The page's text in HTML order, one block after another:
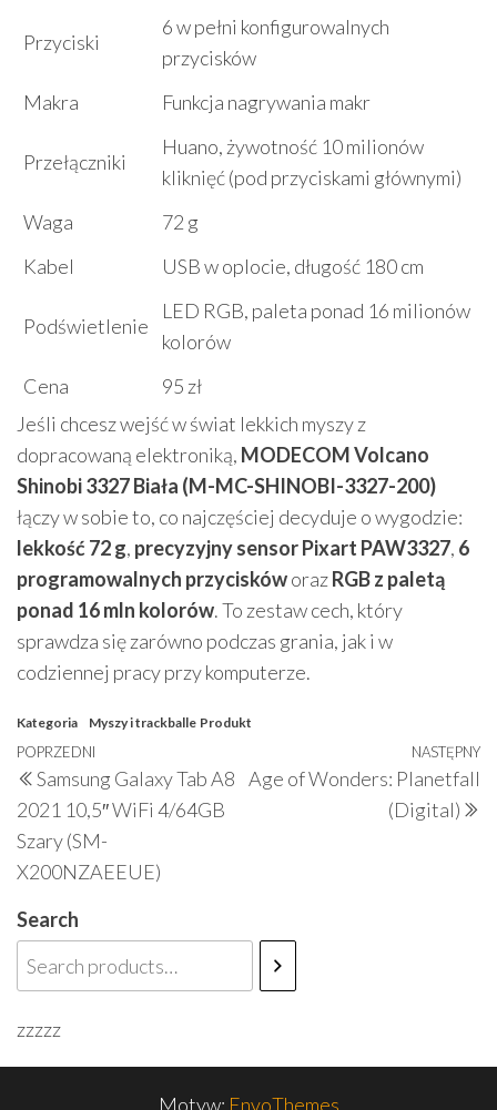
Przyciski
6 w pełni konfigurowalnych
przycisków
Makra
Funkcja nagrywania makr
Przełączniki
Huano, żywotność 10 milionów
kliknięć (pod przyciskami głównymi)
Waga
72 g
Kabel
USB w oplocie, długość 180 cm
Podświetlenie
LED RGB, paleta ponad 16 milionów
kolorów
Cena
95 zł
Jeśli chcesz wejść w świat lekkich myszy z
dopracowaną elektroniką, MODECOM Volcano
Shinobi 3327 Biała (M-MC-SHINOBI-3327-200)
łączy w sobie to, co najczęściej decyduje o wygodzie:
lekkość 72 g, precyzyjny sensor Pixart PAW3327, 6
programowalnych przyciskóworazRGB z paletą
ponad 16 mln kolorów. To zestaw cech, który
sprawdza się zarówno podczas grania, jak i w
codziennej pracy przy komputerze.
Kategoria Myszy i trackballe Produkt
Nawigacja
wpisu
Poprzedni
wpis
POPRZEDNI
Samsung Galaxy Tab A8
2021 10,5″ WiFi 4/64GB
Szary (SM-
X200NZAEEUE)
NASTĘPNY
Age of Wonders: Planetfall
(Digital)
Search
zzzzz
Motyw: EnvoThemes